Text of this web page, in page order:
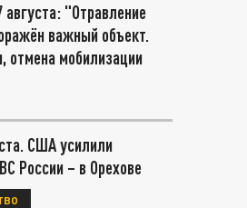
августа: "Отравление
важный объект.
отмена мобилизации
США усилили
России – в Орехове